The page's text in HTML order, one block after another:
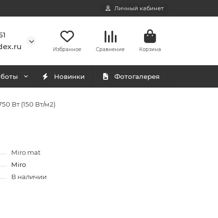
Личный кабинет
Избранное Сравнение Корзина
Новинки Фотогалерея
Вт (150 Вт/м2)
Miro mat
Miro
В наличии